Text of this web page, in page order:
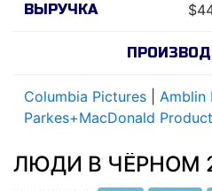
ВЫРУЧКА
Columbia Pictures Amblin
Parkes+MacDonald
ЛЮДИ В ЧЁРНОМ